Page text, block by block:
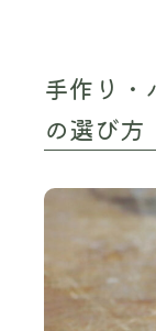
手作り・
の選び方